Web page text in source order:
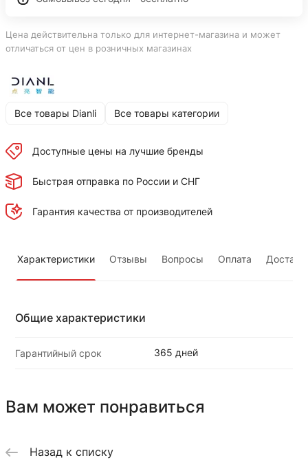
Цена действительна только для интернет-магазина и может
отличаться от цен в розничных магазинах
Все товары Dianli Все товары категории
Доступные цены на лучшие бренды
Быстрая отправка по России и СНГ
Гарантия качества от производителей
Характеристики Отзывы Вопросы Оплата
Общие характеристики
Гарантийный срок 365 дней
Вам может понравиться
Назад к списку